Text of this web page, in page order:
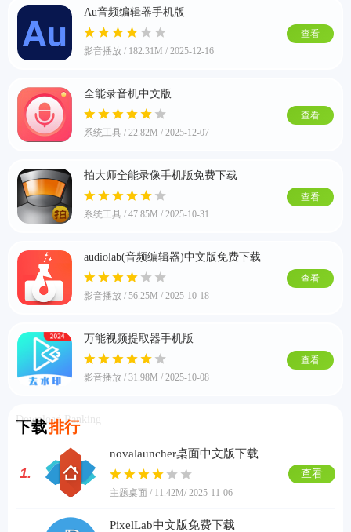
角色扮演小游戏 恋爱养成沙盒模组 策略塔防动作射
益智休闲 冒险解谜街机格斗 模拟经营音乐游戏 单机游戏战争策略
趣味新闻阅读 考试学习AI软件健康运动
Au音频编辑器手机版
影音播放 / 182.31M / 2025-12-16
查看
全能录音机中文版
系统工具 / 22.82M / 2025-12-07
查看
拍大师全能录像手机版免费下载
系统工具 / 47.85M / 2025-10-31
查看
audiolab(音频编辑器)中文版免费下载
影音播放 / 56.25M / 2025-10-18
查看
万能视频提取器手机版
影音播放 / 31.98M / 2025-10-08
查看
下载排行
Download Ranking
1.
novalauncher桌面中文版下载
主题桌面 / 11.42M/ 2025-11-06
查看
PixelLab中文版免费下载